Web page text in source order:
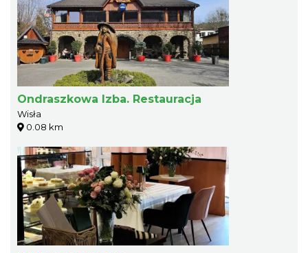
Ondraszkowa Izba. Restauracja
Wisła
0.08 km